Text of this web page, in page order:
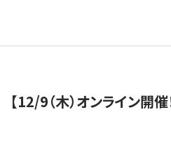
【12/9（木）オンライン開